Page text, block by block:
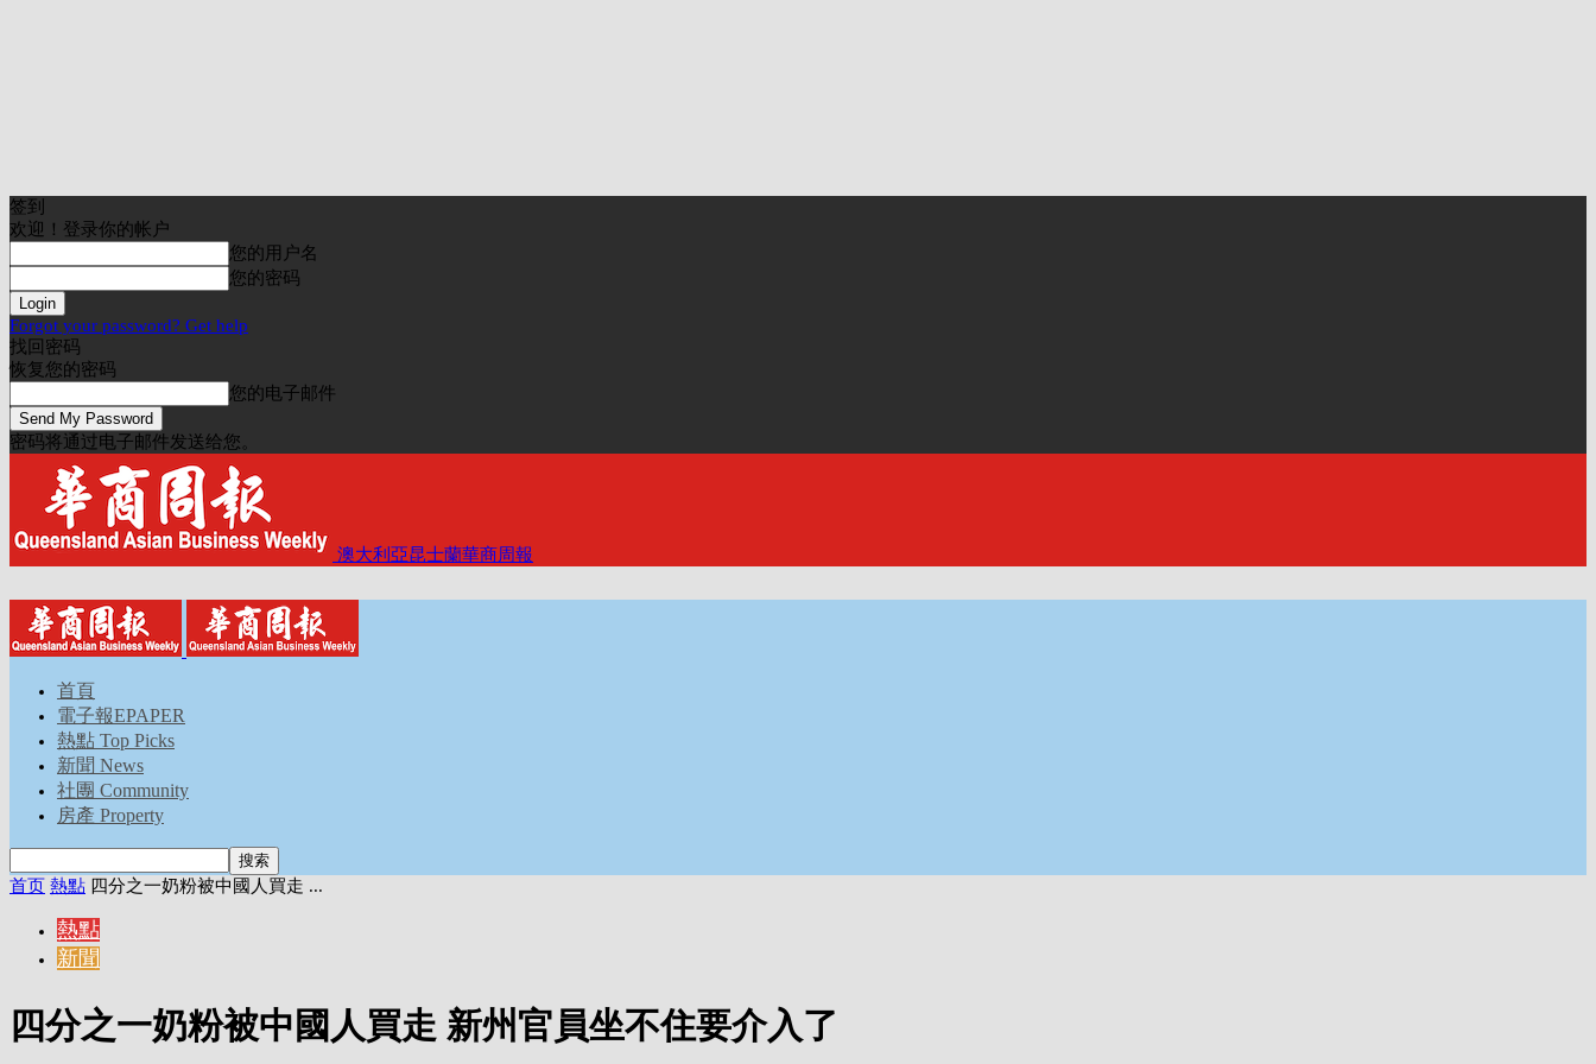
签到
欢迎！登录你的帐户
您的用户名
您的密码
Forgot your password? Get help
找回密码
恢复您的密码
您的电子邮件
密码将通过电子邮件发送给您。
澳大利亞昆士蘭華商周報
首頁
電子報EPAPER
熱點 Top Picks
新聞 News
社團 Community
房產 Property
首页 熱點 四分之一奶粉被中國人買走 ...
熱點
新聞
四分之一奶粉被中國人買走 新州官員坐不住要介入了